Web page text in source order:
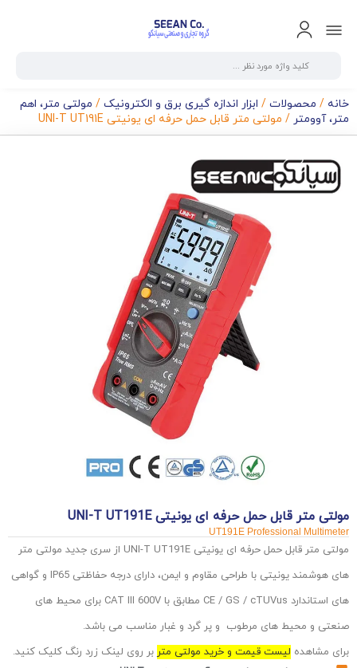
خانه / محصولات / ابزار اندازه گیری برق و الکترونیک / مولتی متر، اهم
متر، آوومتر / مولتی متر قابل حمل حرفه ای یونیتی UNI-T UT191E
مولتی متر قابل حمل حرفه ای یونیتی UNI-T UT191E
UT191E Professional Multimeter
مولتی متر قابل حمل حرفه ای یونیتی UNI-T UT191E از سری جدید مولتی متر
های هوشمند یونیتی با طراحی مقاوم و ایمن، دارای درجه حفاظتی IP65 و گواهی
های استاندارد CE / GS / cTUVus مطابق با CAT III 600V برای محیط های
صنعتی و محیط های مرطوب و پر گرد و غبار مناسب می باشد.
برای مشاهده لیست قیمت و خرید مولتی متر بر روی لینک زرد رنگ کلیک کنید.